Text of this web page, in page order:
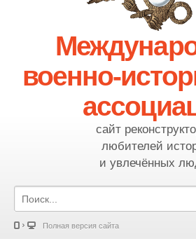
военно-
сайт
любителей
и увлечённых
Полная версия сайта